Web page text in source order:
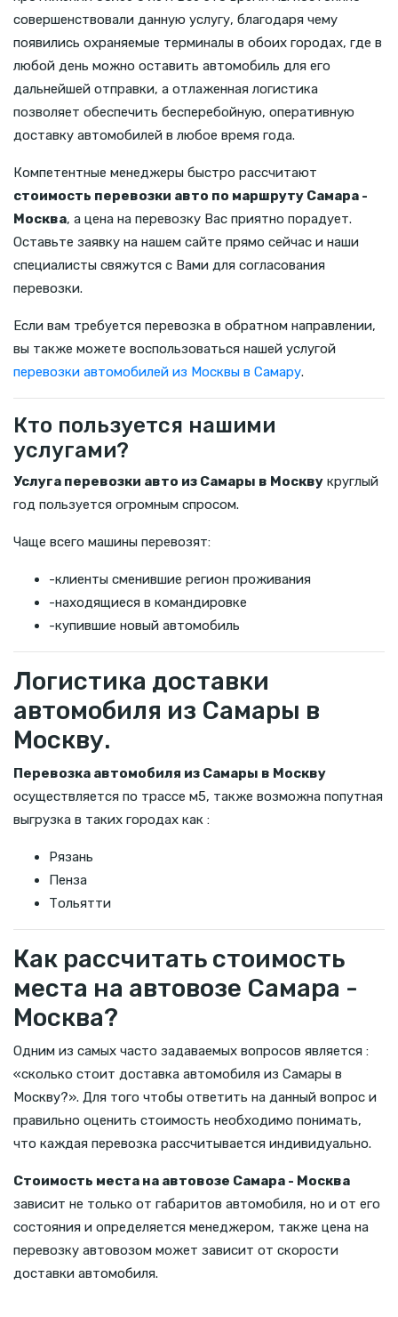
совершенствовали данную услугу, благодаря чему
появились охраняемые терминалы в обоих городах, где в
любой день можно оставить автомобиль для его
дальнейшей отправки, а отлаженная логистика
позволяет обеспечить бесперебойную, оперативную
доставку автомобилей в любое время года.
Компетентные менеджеры быстро рассчитают
стоимость перевозки авто по маршруту Самара -
Москва, а цена на перевозку Вас приятно порадует.
Оставьте заявку на нашем сайте прямо сейчас и наши
специалисты свяжутся с Вами для согласования
перевозки.
Если вам требуется перевозка в обратном направлении,
вы также можете воспользоваться нашей услугой
перевозки автомобилей из Москвы в Самару.
Кто пользуется нашими
услугами?
Услуга перевозки авто из Самары в Москву круглый
год пользуется огромным спросом.
Чаще всего машины перевозят:
-клиенты сменившие регион проживания
-находящиеся в командировке
-купившие новый автомобиль
Логистика доставки
автомобиля из Самары в
Москву.
Перевозка автомобиля из Самары в Москву
осуществляется по трассе м5, также возможна попутная
выгрузка в таких городах как :
Рязань
Пенза
Тольятти
Как рассчитать стоимость
места на автовозе Самара -
Москва?
Одним из самых часто задаваемых вопросов является :
«сколько стоит доставка автомобиля из Самары в
Москву?». Для того чтобы ответить на данный вопрос и
правильно оценить стоимость необходимо понимать,
что каждая перевозка рассчитывается индивидуально.
Стоимость места на автовозе Самара - Москва
зависит не только от габаритов автомобиля, но и от его
состояния и определяется менеджером, также цена на
перевозку автовозом может зависит от скорости
доставки автомобиля.